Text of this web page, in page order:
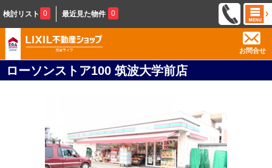
検討リスト 0 最近見た物件 0
お問合せ
ローソンストア100 筑波大学前店